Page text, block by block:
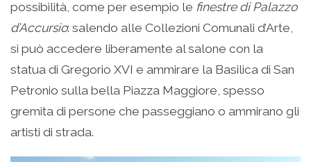
possibilità, come per esempio le finestre di Palazzo
d’Accursio: salendo alle Collezioni Comunali d’Arte,
si può accedere liberamente al salone con la
statua di Gregorio XVI e ammirare la Basilica di San
Petronio sulla bella Piazza Maggiore, spesso
gremita di persone che passeggiano o ammirano gli
artisti di strada.